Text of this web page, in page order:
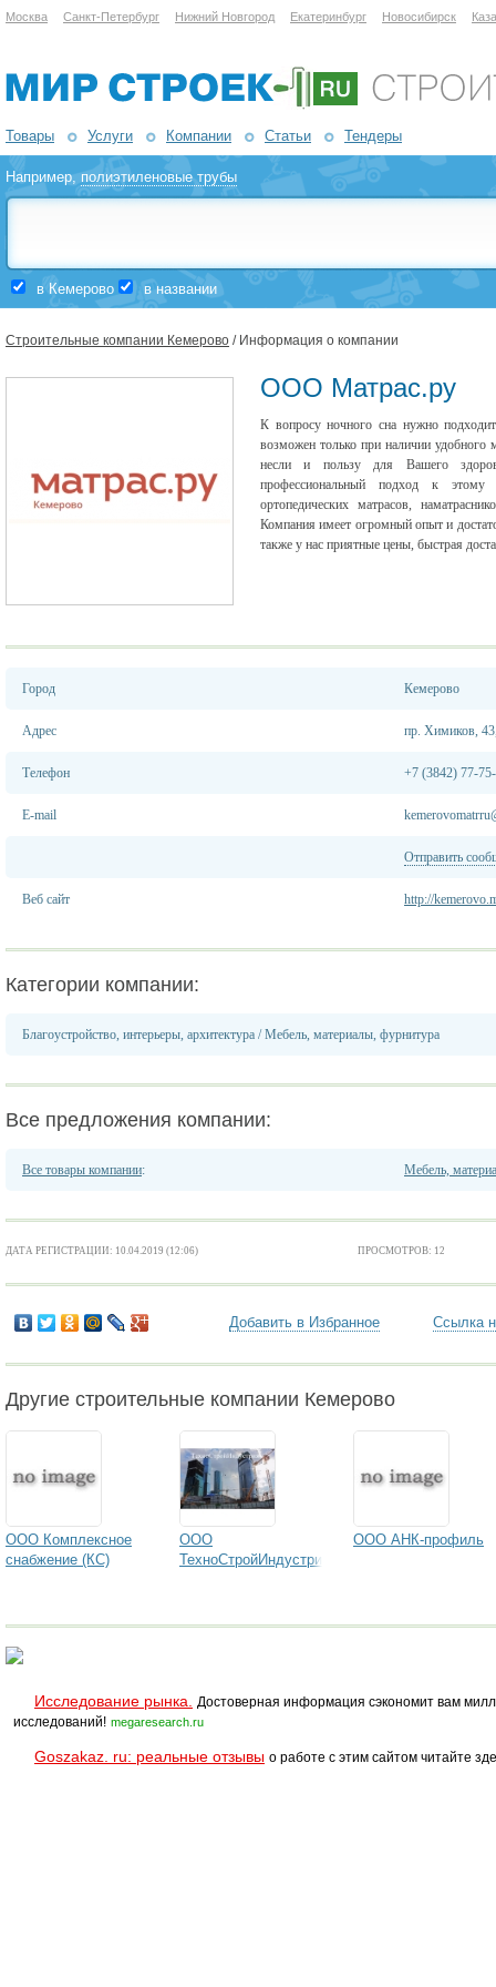
Москва Санкт-Петербург Нижний Новгород Екатеринбург Новосибирск
Товары Услуги Компании Статьи Тендеры
Например,полиэтиленовые трубы
в Кемерово в названии
Строительные компании Кемерово / Информация о компании
ООО Матрас.ру
К вопросу ночного сна нужно
возможен только при наличии
несли и пользу для Вашего
профессиональный подход к
ортопедических матрасов,
Компания имеет огромный опыт и
также у нас приятные цены, быстрая
Город Кемерово
Адрес пр. Химиков,
Телефон +7 (3842) 77-
E-mail
Отправить
Веб сайт http://
Категории компании:
Благоустройство, интерьеры, архитектура /Мебель, материалы, фурнитура
Все предложения компании:
Все товары компании: Мебель,
ДАТА РЕГИСТРАЦИИ: 10.04.2019 (12:06) ПРОСМОТРОВ: 12
Добавить в Избранное Ссылка
Другие строительные компании Кемерово
ООО Комплексное
снабжение (КС)
ООО
ТехноСтройИндустрия
ООО АНК-профиль
Исследование рынка.
Достоверная информация сэкономит вам
исследований! megaresearch.ru
Goszakaz. ru: реальные отзывы о работе с этим сайтом читайте